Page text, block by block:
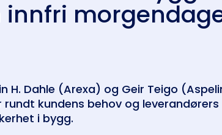
innfri
H. Dahle (Arexa) og Geir Teigo
kundens behov og leverandørers
i bygg.